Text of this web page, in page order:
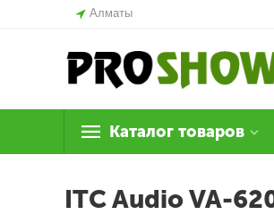
Алматы
Каталог товаров
ITC Audio VA-